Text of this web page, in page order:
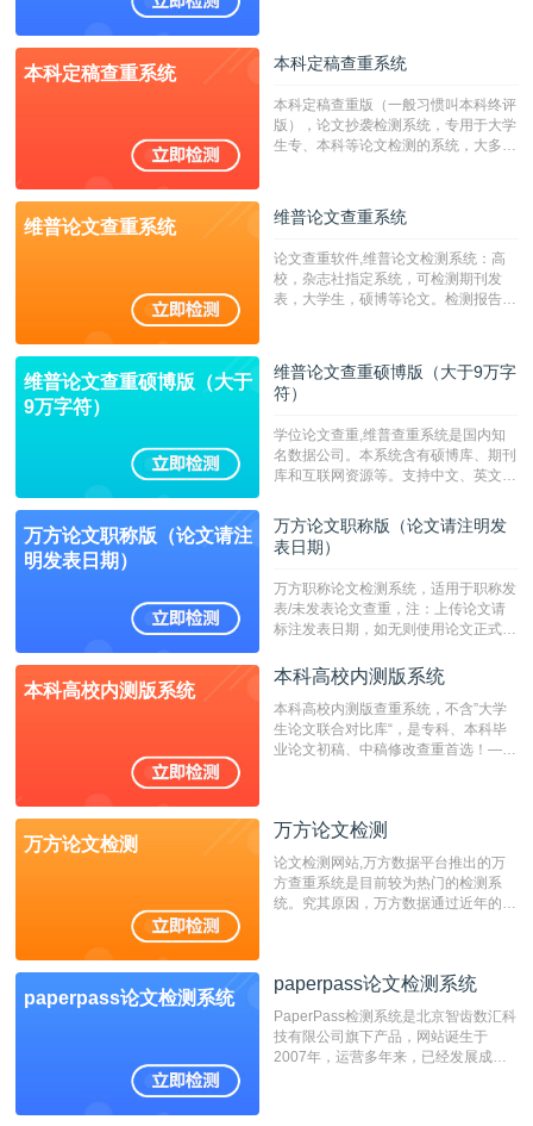
校用来检测硕博论文的系统，检测范围
广，数据来源真实，检测算法合理!本
字符数30万）
本科定稿查重系统 本科定稿查重系统
本科定稿查重版（一般习惯叫本科终评
版），论文抄袭检测系统，专用于大学
生专、本科等论文检测的系统，大多数
维普论文查重系统 维普论文查重系统
论文查重软件,维普论文检测系统：高
校，杂志社指定系统，可检测期刊发
表，大学生，硕博等论文。检测报告支
维普论文查重硕博版（大于
9万字符）
维普论文查重硕博版（大于9万字
符）
学位论文查重,维普查重系统是国内知
名数据公司。本系统含有硕博库、期刊
库和互联网资源等。支持中文、英文、
定院校！！！
万方论文职称版（论文请注
明发表日期）
万方论文职称版（论文请注明发
表日期）
万方职称论文检测系统，适用于职称发
表/未发表论文查重，注：上传论文请
标注发表日期，如无则使用论文正式发
成时间作为发表日期。
本科高校内测版系统
本科高校内测版系统
本科高校内测版查重系统，不含”大学
生论文联合对比库“，是专科、本科毕
业论文初稿、中稿修改查重首选！——
万方论文检测
万方论文检测
论文检测网站,万方数据平台推出的万
方查重系统是目前较为热门的检测系
统。究其原因，万方数据通过近年的发
非。其次，相对于知网而言，万方检测
重的推荐系统。
paperpass论文检测系统
paperpass论文检测系统
PaperPass检测系统是北京智齿数汇科
技有限公司旗下产品，网站诞生于
2007年，运营多年来，已经发展成为